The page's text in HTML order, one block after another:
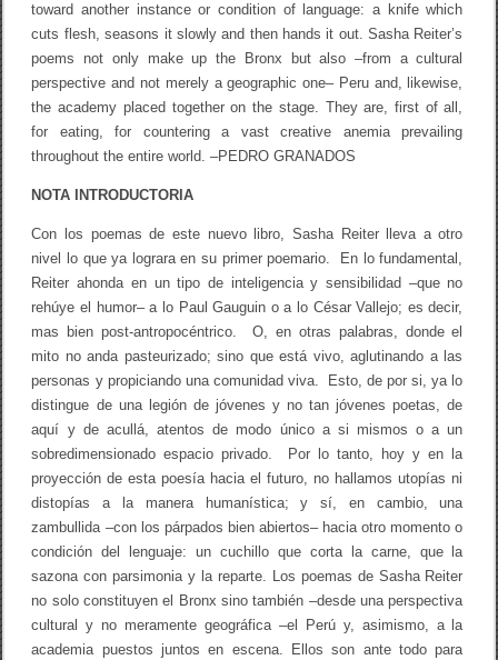
toward another instance or condition of language: a knife which
cuts flesh, seasons it slowly and then hands it out. Sasha Reiter’s
poems not only make up the Bronx but also –from a cultural
perspective and not merely a geographic one– Peru and, likewise,
the academy placed together on the stage. They are, first of all,
for eating, for countering a vast creative anemia prevailing
throughout the entire world. –PEDRO GRANADOS
NOTA INTRODUCTORIA
Con los poemas de este nuevo libro, Sasha Reiter lleva a otro
nivel lo que ya lograra en su primer poemario. En lo fundamental,
Reiter ahonda en un tipo de inteligencia y sensibilidad –que no
rehúye el humor– a lo Paul Gauguin o a lo César Vallejo; es decir,
mas bien post-antropocéntrico. O, en otras palabras, donde el
mito no anda pasteurizado; sino que está vivo, aglutinando a las
personas y propiciando una comunidad viva. Esto, de por si, ya lo
distingue de una legión de jóvenes y no tan jóvenes poetas, de
aquí y de acullá, atentos de modo único a si mismos o a un
sobredimensionado espacio privado. Por lo tanto, hoy y en la
proyección de esta poesía hacia el futuro, no hallamos utopías ni
distopías a la manera humanística; y sí, en cambio, una
zambullida –con los párpados bien abiertos– hacia otro momento o
condición del lenguaje: un cuchillo que corta la carne, que la
sazona con parsimonia y la reparte. Los poemas de Sasha Reiter
no solo constituyen el Bronx sino también –desde una perspectiva
cultural y no meramente geográfica –el Perú y, asimismo, a la
academia puestos juntos en escena. Ellos son ante todo para